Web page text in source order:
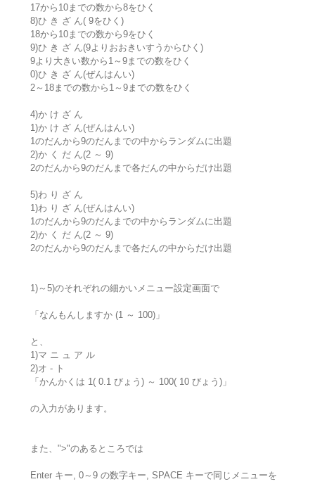
17から10までの数から8をひく
8)ひ き ざ ん( 9をひく)
18から10までの数から9をひく
9)ひ き ざ ん(9よりおおきいすうからひく)
9より大きい数から1～9までの数をひく
0)ひ き ざ ん(ぜんはんい)
2～18までの数から1～9までの数をひく
4)か け ざ ん
1)か け ざ ん(ぜんはんい)
1のだんから9のだんまでの中からランダムに出題
2)か く だ ん(2 ～ 9)
2のだんから9のだんまで各だんの中からだけ出題
5)わ り ざ ん
1)わ り ざ ん(ぜんはんい)
1のだんから9のだんまでの中からランダムに出題
2)か く だ ん(2 ～ 9)
2のだんから9のだんまで各だんの中からだけ出題
1)～5)のそれぞれの細かいメニュー設定画面で
「なんもんしますか (1 ～ 100)」
と、
1)マ ニ ュ ア ル
2)オ - ト
「かんかくは 1( 0.1 びょう) ～ 100( 10 びょう)」
の入力があります。
また、">"のあるところでは
Enter キー, 0～9 の数字キー, SPACE キーで同じメニューを